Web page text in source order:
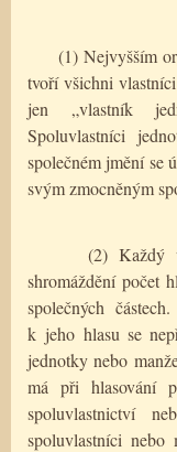
(1) Nejvyšším
tvoří všichni
jen „vlastník
Spoluvlastníci
společném jmění se
svým zmocněným
(2) Každý
shromáždění počet
společných
k jeho hlasu se
jednotky nebo
má při hlasování
spoluvlastnictví
spoluvlastníci nebo